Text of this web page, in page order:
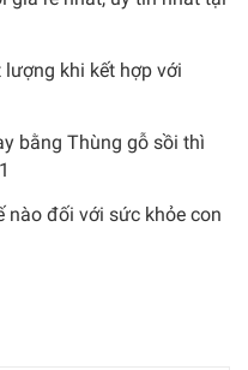
khi kết hợp với
bằng Thùng gỗ sồi thì
nào đối với sức khỏe con